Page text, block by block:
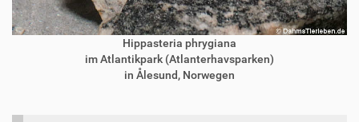
Hippasteria phrygiana
im Atlantikpark (Atlanterhavsparken)
in Ålesund, Norwegen